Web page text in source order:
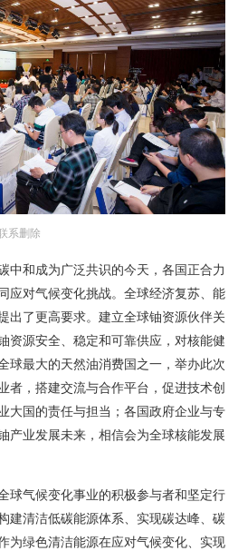
系删除
和成为广泛共识的今天，各国正合力
应对气候变化挑战。全球经济复苏、能
出了更高要求。建立全球铀资源伙伴关
资源安全、稳定和可靠供应，对核能健
球最大的天然油消费国之一，举办此次
者，搭建交流与合作平台，促进技术创
大国的责任与担当；各国政府企业与专
产业发展未来，相信会为全球核能发展
气候变化事业的积极参与者和坚定行
建清洁低碳能源体系、实现碳达峰、碳
为绿色清洁能源在应对气候变化、实现